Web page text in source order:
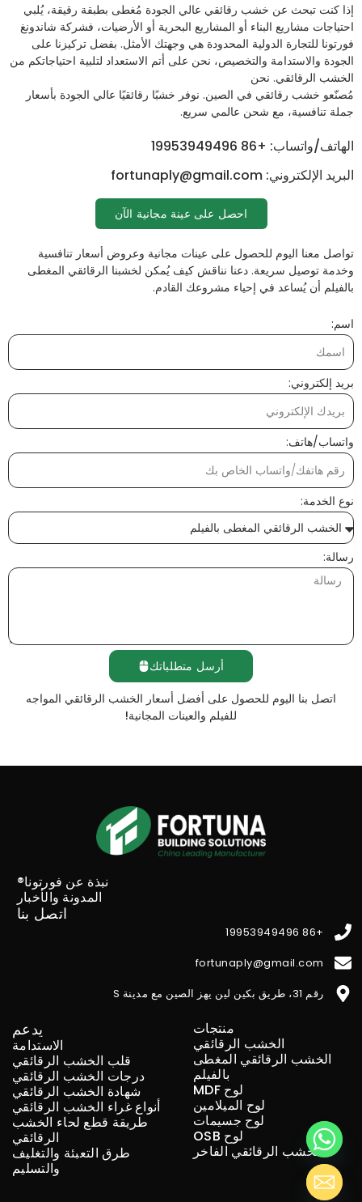
إذا كنت تبحث عن خشب رقائقي عالي الجودة مُغطى بطبقة رقيقة، يُلبي
احتياجات مشاريع البناء أو المشاريع البحرية أو الأرضيات، فشركة شاندونغ
فورتونا للتجارة الدولية المحدودة هي وجهتك الأمثل. بفضل تركيزنا على
الجودة والاستدامة والتخصيص، نحن على أتم الاستعداد لتلبية احتياجاتكم من
الخشب الرقائقي. نحن
مُصنّعو خشب رقائقي في الصين. نوفر خشبًا رقائقيًا عالي الجودة بأسعار
جملة تنافسية، مع شحن عالمي سريع.
الهاتف/واتساب: +86 19953949496
البريد الإلكتروني: fortunaply@gmail.com
احصل على عينة مجانية الآن
تواصل معنا اليوم للحصول على عينات مجانية وعروض أسعار تنافسية
وخدمة توصيل سريعة. دعنا نناقش كيف يُمكن لخشبنا الرقائقي المغطى
بالفيلم أن يُساعد في إحياء مشروعك القادم.
اسم:
بريد إلكتروني:
واتساب/هاتف:
نوع الخدمة:
رسالة:
أرسل متطلباتك
اتصل بنا اليوم للحصول على أفضل أسعار الخشب الرقائقي المواجه
للفيلم والعينات المجانية!
نبذة عن فورتونا®
المدونة والأخبار
اتصل بنا
+86 19953949496
fortunaply@gmail.com
رقم 31، طريق بكين لين يهز الصين مع مدينة S
منتجات
الخشب الرقائقي
الخشب الرقائقي المغطى
بالفيلم
لوح MDF
لوح الميلامين
لوح جسيمات
لوح OSB
الخشب الرقائقي الفاخر
يدعم
الاستدامة
قلب الخشب الرقائقي
درجات الخشب الرقائقي
شهادة الخشب الرقائقي
أنواع غراء الخشب الرقائقي
طريقة قطع لحاء الخشب
الرقائقي
طرق التعبئة والتغليف
والتسليم